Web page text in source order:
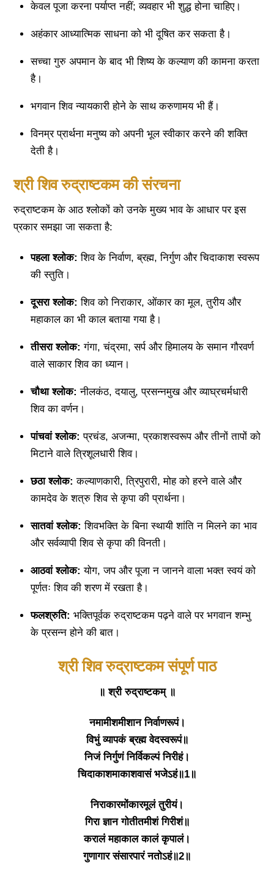
केवल पूजा करना पर्याप्त नहीं; व्यवहार भी शुद्ध होना चाहिए।
अहंकार आध्यात्मिक साधना को भी दूषित कर सकता है।
सच्चा गुरु अपमान के बाद भी शिष्य के कल्याण की कामना करता
है।
भगवान शिव न्यायकारी होने के साथ करुणामय भी हैं।
विनम्र प्रार्थना मनुष्य को अपनी भूल स्वीकार करने की शक्ति
देती है।
श्री शिव रुद्राष्टकम की संरचना
रुद्राष्टकम के आठ श्लोकों को उनके मुख्य भाव के आधार पर इस
प्रकार समझा जा सकता है:
पहला श्लोक: शिव के निर्वाण, ब्रह्म, निर्गुण और चिदाकाश स्वरूप
की स्तुति।
दूसरा श्लोक: शिव को निराकार, ओंकार का मूल, तुरीय और
महाकाल का भी काल बताया गया है।
तीसरा श्लोक: गंगा, चंद्रमा, सर्प और हिमालय के समान गौरवर्ण
वाले साकार शिव का ध्यान।
चौथा श्लोक: नीलकंठ, दयालु, प्रसन्नमुख और व्याघ्रचर्मधारी
शिव का वर्णन।
पांचवां श्लोक: प्रचंड, अजन्मा, प्रकाशस्वरूप और तीनों तापों को
मिटाने वाले त्रिशूलधारी शिव।
छठा श्लोक: कल्याणकारी, त्रिपुरारी, मोह को हरने वाले और
कामदेव के शत्रु शिव से कृपा की प्रार्थना।
सातवां श्लोक: शिवभक्ति के बिना स्थायी शांति न मिलने का भाव
और सर्वव्यापी शिव से कृपा की विनती।
आठवां श्लोक: योग, जप और पूजा न जानने वाला भक्त स्वयं को
पूर्णतः शिव की शरण में रखता है।
फलश्रुति: भक्तिपूर्वक रुद्राष्टकम पढ़ने वाले पर भगवान शम्भु
के प्रसन्न होने की बात।
श्री शिव रुद्राष्टकम संपूर्ण पाठ
॥ श्री रुद्राष्टकम् ॥
नमामीशमीशान निर्वाणरूपं।
विभुं व्यापकं ब्रह्म वेदस्वरूपं॥
निजं निर्गुणं निर्विकल्पं निरीहं।
चिदाकाशमाकाशवासं भजेऽहं॥1॥
निराकारमोंकारमूलं तुरीयं।
गिरा ज्ञान गोतीतमीशं गिरीशं॥
करालं महाकाल कालं कृपालं।
गुणागार संसारपारं नतोऽहं॥2॥